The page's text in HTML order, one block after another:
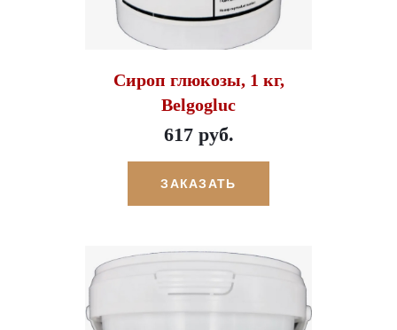
Сироп глюкозы, 1 кг,
Belgogluc
617 руб.
ЗАКАЗАТЬ